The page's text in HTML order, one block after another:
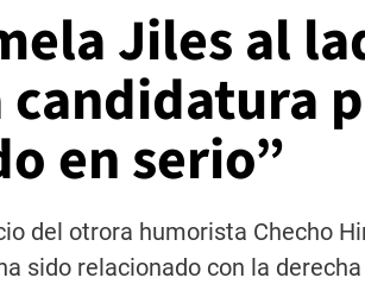
Jiles al
candidatura
en serio”
del otrora humorista Checho
sido relacionado con la